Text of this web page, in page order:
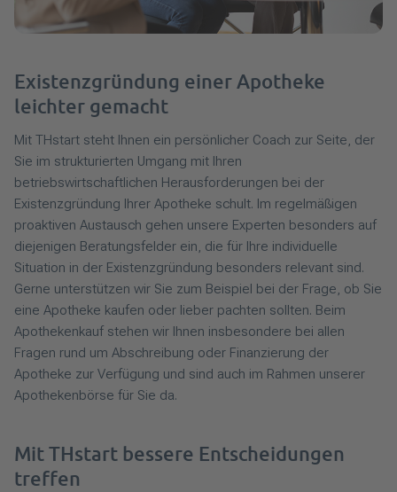
Existenzgründung einer Apotheke
leichter gemacht
Mit THstart steht Ihnen ein persönlicher Coach zur Seite, der
Sie im strukturierten Umgang mit Ihren
betriebswirtschaftlichen Herausforderungen bei der
Existenzgründung Ihrer Apotheke schult. Im regelmäßigen
proaktiven Austausch gehen unsere Experten besonders auf
diejenigen Beratungsfelder ein, die für Ihre individuelle
Situation in der Existenzgründung besonders relevant sind.
Gerne unterstützen wir Sie zum Beispiel bei der Frage, ob Sie
eine Apotheke kaufen oder lieber pachten sollten. Beim
Apothekenkauf stehen wir Ihnen insbesondere bei allen
Fragen rund um Abschreibung oder Finanzierung der
Apotheke zur Verfügung und sind auch im Rahmen unserer
Apothekenbörse für Sie da.
Mit THstart bessere Entscheidungen
treffen